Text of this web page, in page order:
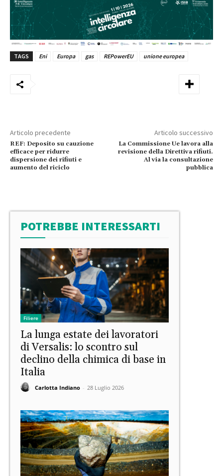
TAGS Eni Europa gas REPowerEU unione europea
Articolo precedente
REF: Deposito su cauzione
efficace per ridurre
dispersione dei rifiuti e
aumento del riciclo
Articolo successivo
La Commissione Ue lavora alla
revisione della Direttiva rifiuti.
Al via la consultazione
pubblica
POTREBBE INTERESSARTI
Filiere
La lunga estate dei lavoratori
di Versalis: lo scontro sul
declino della chimica di base in
Italia
Carlotta Indiano - 28 Luglio 2026